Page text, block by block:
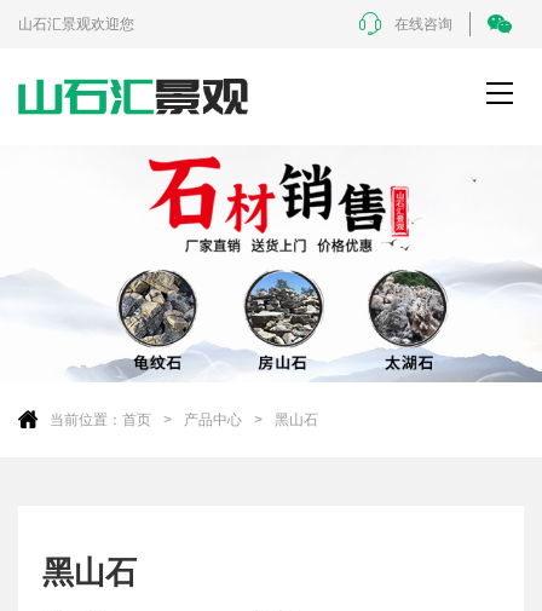
山石汇景观欢迎您 在线咨询
当前位置： 首页 产品中心 黑山石
黑山石